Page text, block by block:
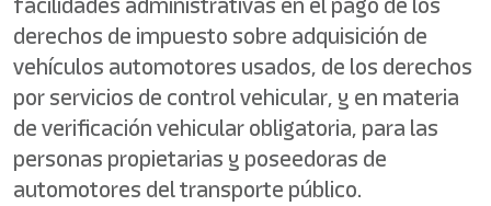
derechos de impuesto sobre adquisición de
vehículos automotores usados, de los derechos
por servicios de control vehicular, y en materia
de verificación vehicular obligatoria, para las
personas propietarias y poseedoras de
automotores del transporte público.